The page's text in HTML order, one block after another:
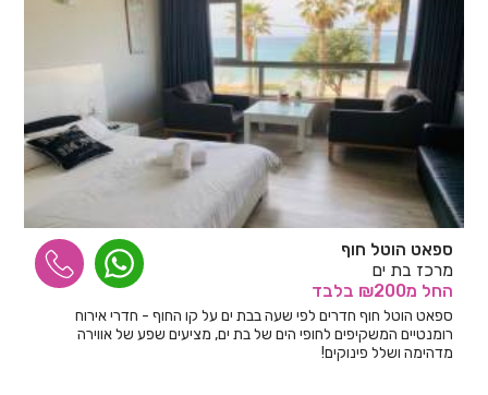
ספאט הוטל חוף
מרכז בת ים
החל מ₪200 בלבד
ספאט הוטל חוף חדרים לפי שעה בבת ים על קו החוף - חדרי אירוח
רומנטיים המשקיפים לחופי הים של בת ים, מציעים שפע של אווירה
מדהימה ושלל פינוקים!